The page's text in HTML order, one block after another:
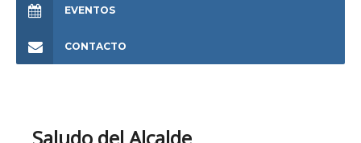
EVENTOS
CONTACTO